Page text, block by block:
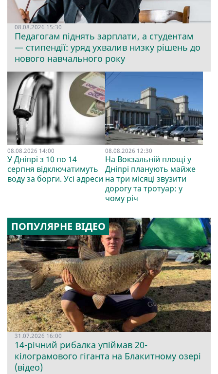
08.08.2026 15:30
Педагогам піднять зарплати, а студентам
— стипендії: уряд ухвалив низку рішень до
нового навчального року
08.08.2026 14:00
У Дніпрі з 10 по 14
серпня відключатимуть
воду за борги. Усі адреси
08.08.2026 12:30
На Вокзальній площі у
Дніпрі планують майже
на три місяці звузити
дорогу та тротуар: у
чому річ
ПОПУЛЯРНЕ ВІДЕО
31.07.2026 16:00
14-річний рибалка упіймав 20-
кілограмового гіганта на Блакитному озері
(відео)